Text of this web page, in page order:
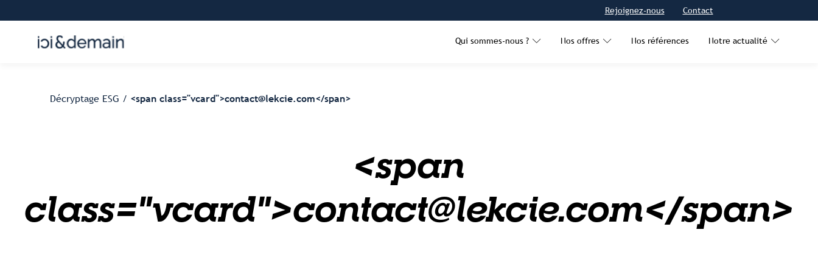
Rejoignez-nous Contact
Qui sommes-nous ? Nos offres Nos références Notre actualité
Décryptage ESG / <span class="vcard">contact@lekcie.com</span>
<span
class="vcard">contact@lekcie.com</span>